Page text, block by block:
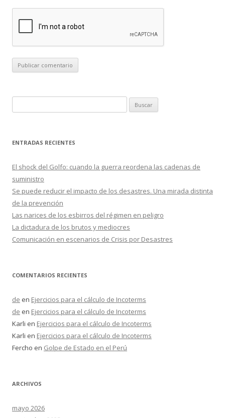
u
c
r
ENTRADAS RECIENTES
El shock del Golfo: cuando la guerra reordena las cadenas de
suministro
Se puede reducir el impacto de los desastres. Una mirada distinta
de la prevención
Las narices de los esbirros del régimen en peligro
La dictadura de los brutos y mediocres
Comunicación en escenarios de Crisis por Desastres
COMENTARIOS RECIENTES
de en Ejercicios para el cálculo de Incoterms
de en Ejercicios para el cálculo de Incoterms
Karli en Ejercicios para el cálculo de Incoterms
Karli en Ejercicios para el cálculo de Incoterms
Fercho en Golpe de Estado en el Perú
ARCHIVOS
mayo 2026